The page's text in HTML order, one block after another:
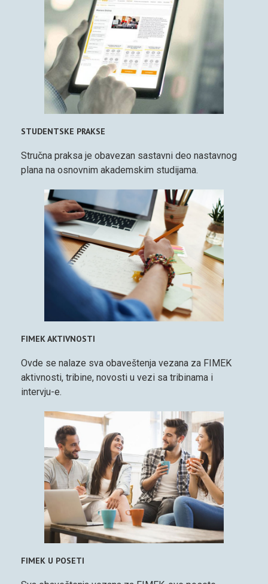
STUDENTSKE PRAKSE
Stručna praksa je obavezan sastavni deo nastavnog
plana na osnovnim akademskim studijama.
FIMEK AKTIVNOSTI
Ovde se nalaze sva obaveštenja vezana za FIMEK
aktivnosti, tribine, novosti u vezi sa tribinama i
intervju-e.
FIMEK U POSETI